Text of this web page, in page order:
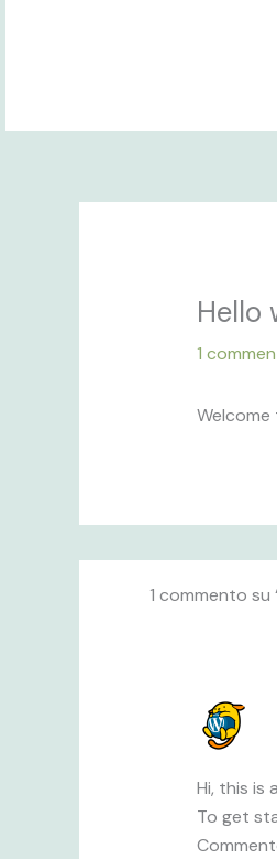
Hello
1
1 commento su
Hi, this is
To get